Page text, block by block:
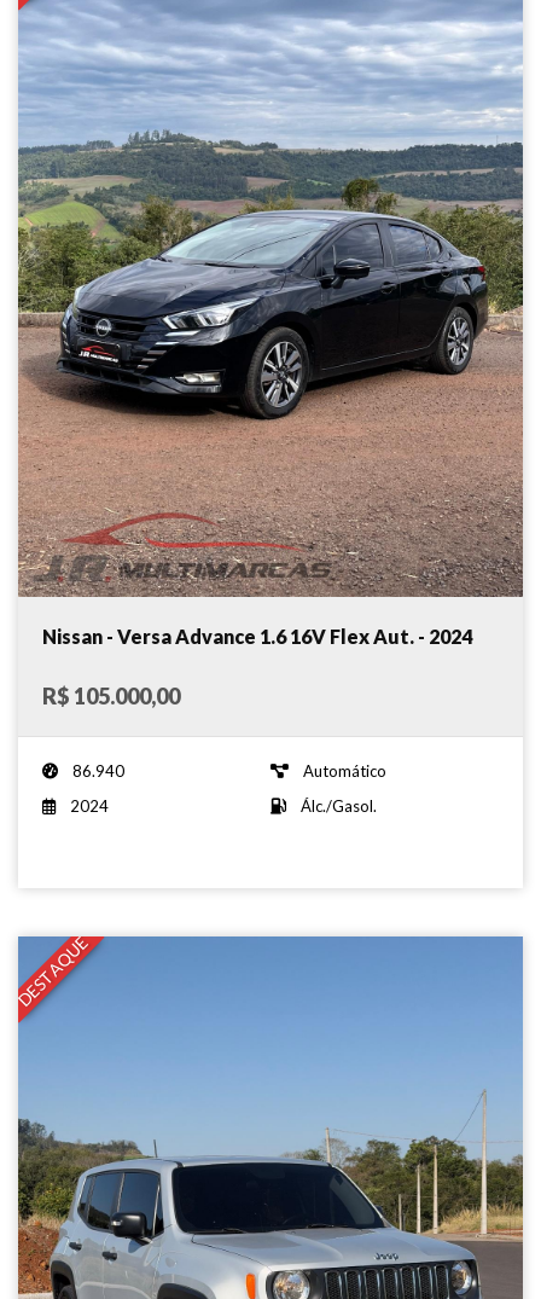
Nissan - Versa Advance 1.6 16V Flex Aut. - 2024
R$ 105.000,00
86.940
Automático
2024
Álc./Gasol.
DESTAQUE